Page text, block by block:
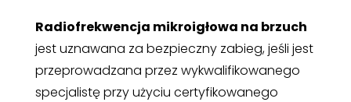
Radiofrekwencja mikroigłowa na brzuch
jest uznawana za bezpieczny zabieg, jeśli jest
przeprowadzana przez wykwalifikowanego
specjalistę przy użyciu certyfikowanego